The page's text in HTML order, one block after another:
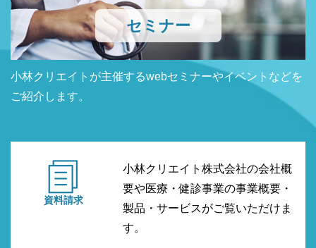
セミナー
小林クリエイトが主催するwebセミナーやイベントなどを
ご紹介します。
資料請求
小林クリエイト株式会社の会社概
要や医療・健診事業の事業概要・
製品・サービスがご覧いただけま
す。